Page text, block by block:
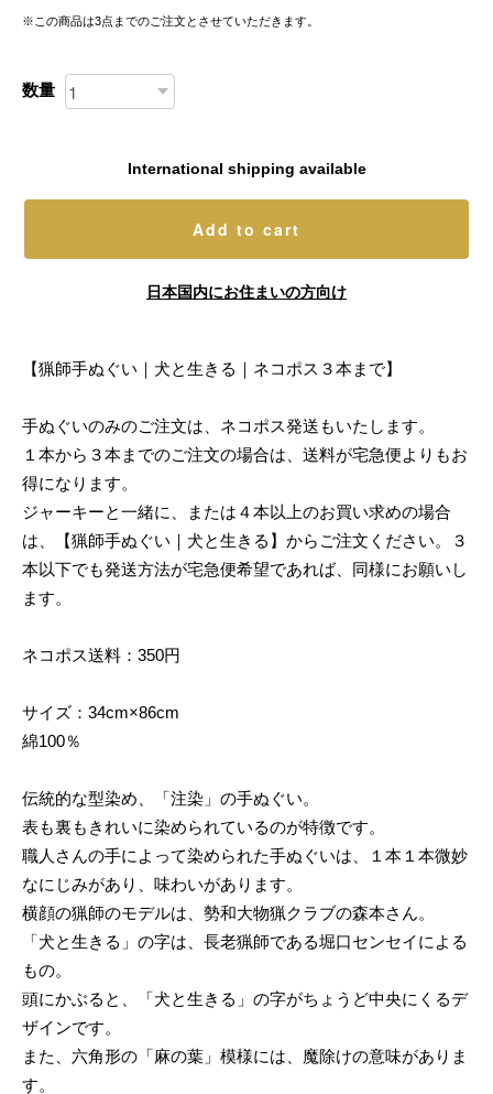
※この商品は3点までのご注文とさせていただきます。
数量
International shipping available
Add to cart
日本国内にお住まいの方向け
【猟師手ぬぐい｜犬と生きる｜ネコポス３本まで】
手ぬぐいのみのご注文は、ネコポス発送もいたします。
１本から３本までのご注文の場合は、送料が宅急便よりもお
得になります。
ジャーキーと一緒に、または４本以上のお買い求めの場合
は、【猟師手ぬぐい｜犬と生きる】からご注文ください。３
本以下でも発送方法が宅急便希望であれば、同様にお願いし
ます。
ネコポス送料：350円
サイズ：34cm×86cm
綿100％
伝統的な型染め、「注染」の手ぬぐい。
表も裏もきれいに染められているのが特徴です。
職人さんの手によって染められた手ぬぐいは、１本１本微妙
なにじみがあり、味わいがあります。
横顔の猟師のモデルは、勢和大物猟クラブの森本さん。
「犬と生きる」の字は、長老猟師である堀口センセイによる
もの。
頭にかぶると、「犬と生きる」の字がちょうど中央にくるデ
ザインです。
また、六角形の「麻の葉」模様には、魔除けの意味がありま
す。